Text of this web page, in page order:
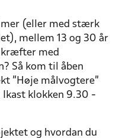
(eller med stærk
mellem 13 og 30 år
kræfter med
Så kom til åben
”Høje målvogtere”
Ikast klokken 9.30 -
og hvordan du